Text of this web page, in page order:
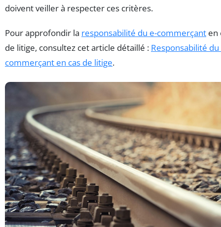
doivent veiller à respecter ces critères.
Pour approfondir la responsabilité du e-commerçant en
de litige, consultez cet article détaillé : Responsabilité du
commerçant en cas de litige.